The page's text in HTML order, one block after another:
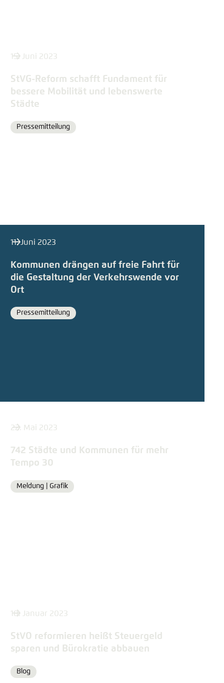
15. Juni 2023
StVG-Reform schafft Fundament für
bessere Mobilität und lebenswerte
Städte
Format
Pressemitteilung
11. Juni 2023
Kommunen drängen auf freie Fahrt für
die Gestaltung der Verkehrswende vor
Ort
Format
Pressemitteilung
22. Mai 2023
742 Städte und Kommunen für mehr
Tempo 30
Format
Meldung | Grafik
18. Januar 2023
StVO reformieren heißt Steuergeld
sparen und Bürokratie abbauen
Format
Blog